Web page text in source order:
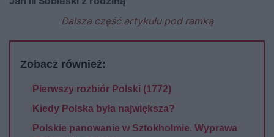
Dalsza część artykułu pod ramką
Zobacz również:
Pierwszy rozbiór Polski (1772)
Kiedy Polska była największa?
Polskie panowanie w Sztokholmie. Wyprawa